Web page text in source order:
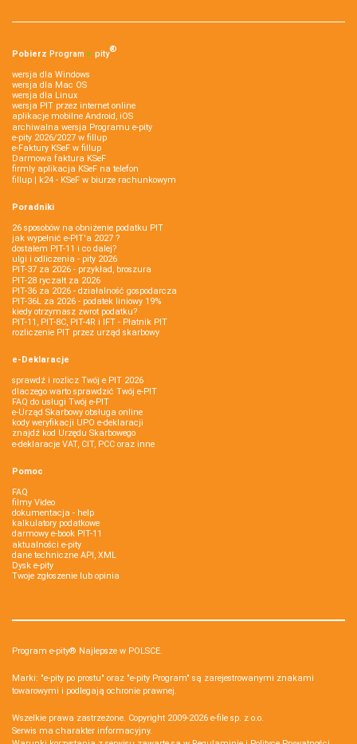
Pobierz Program e‑pity®
wersja dla Windows
wersja dla Mac OS
wersja dla Linux
wersja PIT przez internet online
aplikacje mobilne Android, iOS
archiwalna wersja Programu e-pity
e-pity 2026/2027 w fillup
e‑Faktury KSeF w fillup
Darmowa faktura KSeF
firmly aplikacja KSeF na telefon
fillup | k24 - KSeF w biurze rachunkowym
Poradniki
26 sposobów na obniżenie podatku PIT
jak wypełnić e-PIT'a 2027 ?
dostałem PIT-11 i co dalej?
ulgi i odliczenia - pity 2026
PIT-37 za 2026 - przykład, broszura
PIT-28 ryczałt za 2026
PIT-36 za 2026 - działalność gospodarcza
PIT-36L za 2026 - podatek liniowy 19%
kiedy otrzymasz zwrot podatku?
PIT-11, PIT-8C, PIT-4R i IFT - Płatnik PIT
rozliczenie PIT przez urząd skarbowy
e-Deklaracje
sprawdź i rozlicz Twój e PIT 2026
dlaczego warto sprawdzić Twój e-PIT
FAQ do usługi Twój e-PIT
e-Urząd Skarbowy obsługa online
kody weryfikacji UPO e-deklaracji
znajdź kod Urzędu Skarbowego
e-deklaracje VAT, CIT, PCC oraz inne
Pomoc
FAQ
filmy Video
dokumentacja - help
kalkulatory podatkowe
darmowy e-book PIT-11
aktualności e-pity
dane techniczne API, XML
Dysk e-pity
Twoje zgłoszenie lub opinia
Program e-pity® Najlepsze w POLSCE.
Marki: "e-pity po prostu" oraz "e-pity Program" są zarejestrowanymi znakami
towarowymi i podlegają ochronie prawnej.
Wszelkie prawa zastrzeżone. Copyright 2009-2026 e-file sp. z o.o.
Serwis ma charakter informacyjny.